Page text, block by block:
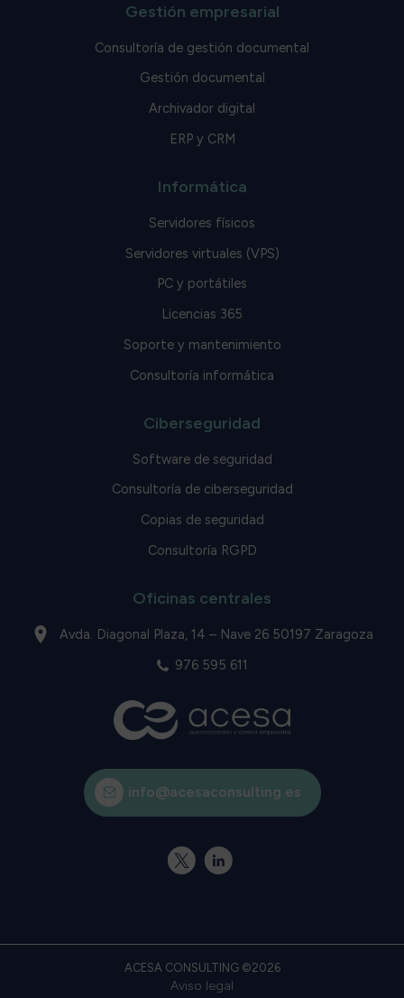
Gestión empresarial
Consultoría de gestión documental
Gestión documental
Archivador digital
ERP y CRM
Informática
Servidores físicos
Servidores virtuales (VPS)
PC y portátiles
Licencias 365
Soporte y mantenimiento
Consultoría informática
Ciberseguridad
Software de seguridad
Consultoría de ciberseguridad
Copias de seguridad
Consultoría RGPD
Oficinas centrales
Avda. Diagonal Plaza, 14 – Nave 26 50197 Zaragoza
976 595 611
info@acesaconsulting.es
X
ACESA CONSULTING ©2026
Aviso legal